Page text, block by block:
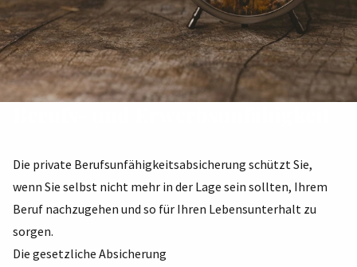
Die private Berufsunfähigkeitsabsicherung schützt Sie,
wenn Sie selbst nicht mehr in der Lage sein sollten, Ihrem
Beruf nachzugehen und so für Ihren Lebensunterhalt zu
sorgen.
Die gesetzliche Absicherung